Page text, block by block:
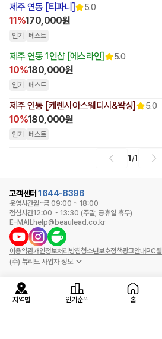
제주 연동 [티파니] 5.0
11%170,000원
인기 베스트
제주 연동 1인샵 [에스라인] 5.0
10%180,000원
인기 베스트
제주 연동 [케렌시아스웨디시&왁싱] 5.0
10%180,000원
인기 베스트
1 /1
고객센터 1644-8396
운영시간월~금 09:00 ~ 18:00
점심시간12:00 ~ 13:30 (주말, 공휴일 휴무)
E-MAILhelp@beaulead.co.kr
이용약관개인정보처리방침청소년보호정책광고안내PC웹
(주) 뷰리드 사업자 정보
지역별 인기순위 홈